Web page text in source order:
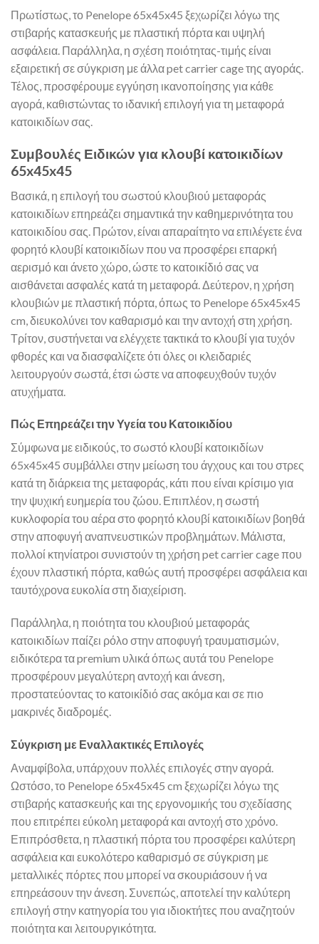
Πρωτίστως, το Penelope 65x45x45 ξεχωρίζει λόγω της
στιβαρής κατασκευής με πλαστική πόρτα και υψηλή
ασφάλεια. Παράλληλα, η σχέση ποιότητας-τιμής είναι
εξαιρετική σε σύγκριση με άλλα pet carrier cage της αγοράς.
Τέλος, προσφέρουμε εγγύηση ικανοποίησης για κάθε
αγορά, καθιστώντας το ιδανική επιλογή για τη μεταφορά
κατοικιδίων σας.
Συμβουλές Ειδικών για κλουβί κατοικιδίων
65x45x45
Βασικά, η επιλογή του σωστού κλουβιού μεταφοράς
κατοικιδίων επηρεάζει σημαντικά την καθημερινότητα του
κατοικιδίου σας. Πρώτον, είναι απαραίτητο να επιλέγετε ένα
φορητό κλουβί κατοικιδίων που να προσφέρει επαρκή
αερισμό και άνετο χώρο, ώστε το κατοικίδιό σας να
αισθάνεται ασφαλές κατά τη μεταφορά. Δεύτερον, η χρήση
κλουβιών με πλαστική πόρτα, όπως το Penelope 65x45x45
cm, διευκολύνει τον καθαρισμό και την αντοχή στη χρήση.
Τρίτον, συστήνεται να ελέγχετε τακτικά το κλουβί για τυχόν
φθορές και να διασφαλίζετε ότι όλες οι κλειδαριές
λειτουργούν σωστά, έτσι ώστε να αποφευχθούν τυχόν
ατυχήματα.
Πώς Επηρεάζει την Υγεία του Κατοικιδίου
Σύμφωνα με ειδικούς, το σωστό κλουβί κατοικιδίων
65x45x45 συμβάλλει στην μείωση του άγχους και του στρες
κατά τη διάρκεια της μεταφοράς, κάτι που είναι κρίσιμο για
την ψυχική ευημερία του ζώου. Επιπλέον, η σωστή
κυκλοφορία του αέρα στο φορητό κλουβί κατοικιδίων βοηθά
στην αποφυγή αναπνευστικών προβλημάτων. Μάλιστα,
πολλοί κτηνίατροι συνιστούν τη χρήση pet carrier cage που
έχουν πλαστική πόρτα, καθώς αυτή προσφέρει ασφάλεια και
ταυτόχρονα ευκολία στη διαχείριση.
Παράλληλα, η ποιότητα του κλουβιού μεταφοράς
κατοικιδίων παίζει ρόλο στην αποφυγή τραυματισμών,
ειδικότερα τα premium υλικά όπως αυτά του Penelope
προσφέρουν μεγαλύτερη αντοχή και άνεση,
προστατεύοντας το κατοικίδιό σας ακόμα και σε πιο
μακρινές διαδρομές.
Σύγκριση με Εναλλακτικές Επιλογές
Αναμφίβολα, υπάρχουν πολλές επιλογές στην αγορά.
Ωστόσο, το Penelope 65x45x45 cm ξεχωρίζει λόγω της
στιβαρής κατασκευής και της εργονομικής του σχεδίασης
που επιτρέπει εύκολη μεταφορά και αντοχή στο χρόνο.
Επιπρόσθετα, η πλαστική πόρτα του προσφέρει καλύτερη
ασφάλεια και ευκολότερο καθαρισμό σε σύγκριση με
μεταλλικές πόρτες που μπορεί να σκουριάσουν ή να
επηρεάσουν την άνεση. Συνεπώς, αποτελεί την καλύτερη
επιλογή στην κατηγορία του για ιδιοκτήτες που αναζητούν
ποιότητα και λειτουργικότητα.